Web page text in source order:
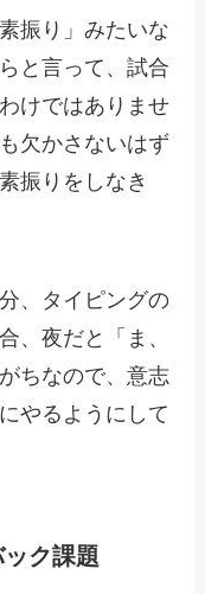
振り」みたいな
と言って、試合
けではありませ
欠かさないはず
振りをしなき
、タイピングの
、夜だと「ま、
ちなので、意志
やるようにして
ク課題